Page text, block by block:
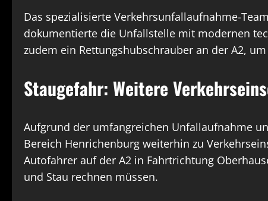
Das spezialisierte Verkehrsunfallaufnahme-
dokumentierte die Unfallstelle mit modernen
zudem ein Rettungshubschrauber an der A2,
Staugefahr: Weitere
Aufgrund der umfangreichen Unfallaufnahme
Bereich Henrichenburg weiterhin zu
Autofahrer auf der A2 in Fahrtrichtung
und Stau rechnen müssen.